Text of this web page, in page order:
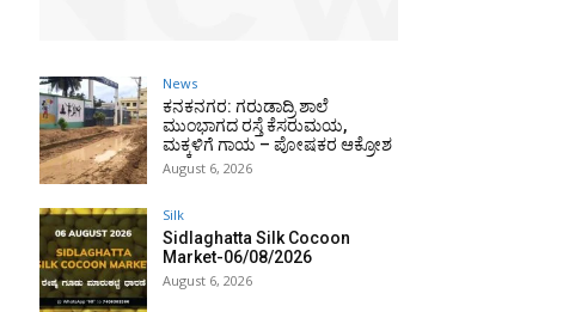
News
ಕನಕನಗರ: ಗರುಡಾದ್ರಿ ಶಾಲೆ
ಮುಂಭಾಗದ ರಸ್ತೆ ಕೆಸರುಮಯ,
ಮಕ್ಕಳಿಗೆ ಗಾಯ – ಪೋಷಕರ ಆಕ್ರೋಶ
August 6, 2026
Silk
Sidlaghatta Silk Cocoon
Market-06/08/2026
August 6, 2026